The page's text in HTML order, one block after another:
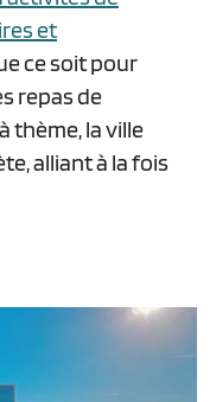
et
ce soit pour
repas de
thème, la ville
alliant à la fois